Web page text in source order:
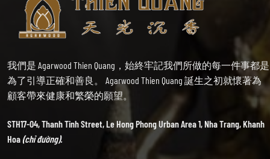
我們是 Agarwood Thien Quang，始終牢記我們所做的每一件事都是
為了引導正確和善良。 Agarwood Thien Quang 誕生之初就懷著為
顧客帶來健康和繁榮的願望。
STH17-04, Thanh Tinh Street, Le Hong Phong Urban Area 1, Nha Trang, Khanh
Hoa(chỉ đường).